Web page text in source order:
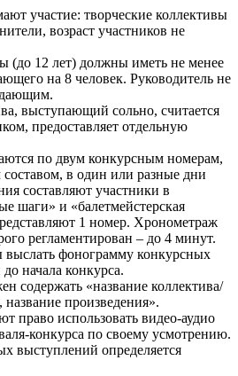
участие: творческие коллективы
возраст участников не
(до 12 лет) должны иметь не менее
на 8 человек. Руководитель не
выступающий сольно, считается
предоставляет отдельную
по двум конкурсным номерам,
в один или разные дни
составляют участники в
шаги» и «балетмейстерская
1 номер. Хронометраж
регламентирован – до 4 минут.
фонограмму конкурсных
начала конкурса.
содержать «название коллектива/
название произведения».
право использовать видео-аудио
конкурса по своему усмотрению.
выступлений определяется